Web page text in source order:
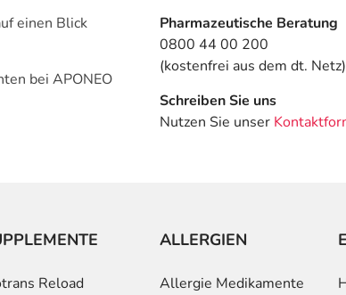
einen Blick
bei APONEO
Pharmazeutische Beratung
0800 44 00 200
(kostenfrei aus dem dt. Netz)
Schreiben Sie uns
Nutzen Sie unser
Reload
ALLERGIEN
Allergie Medikamente